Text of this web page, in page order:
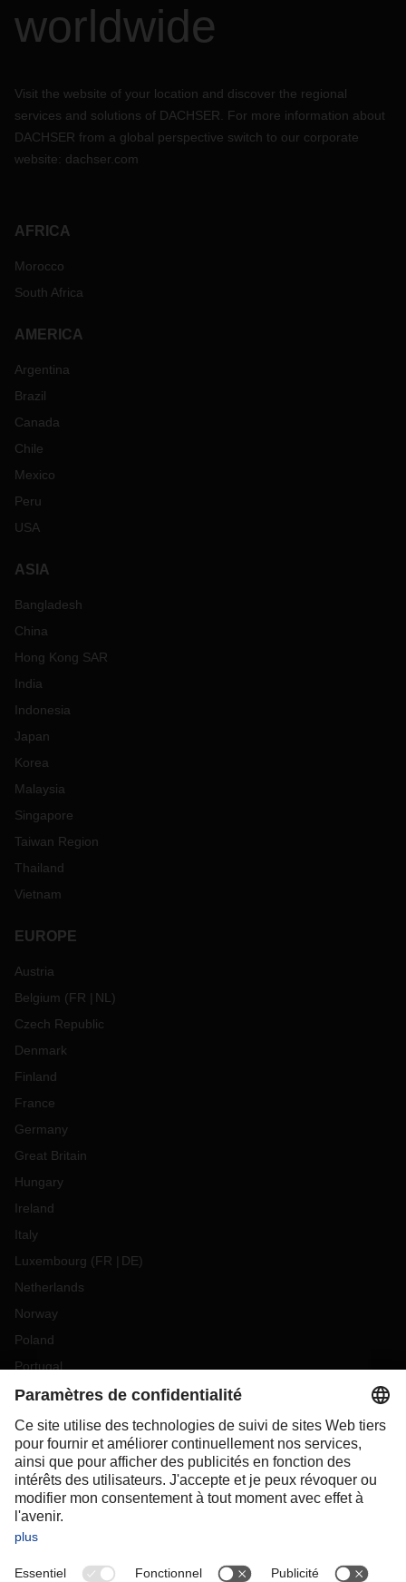
worldwide
Visit the website of your location and discover the regional
services and solutions of DACHSER. For more information about
DACHSER from a global perspective switch to our corporate
website: dachser.com
AFRICA
Morocco
South Africa
AMERICA
Argentina
Brazil
Canada
Chile
Mexico
Peru
USA
ASIA
Bangladesh
China
Hong Kong SAR
India
Indonesia
Japan
Korea
Malaysia
Singapore
Taiwan Region
Thailand
Vietnam
EUROPE
Austria
Belgium (FR NL )
Czech Republic
Denmark
Finland
France
Germany
Great Britain
Hungary
Ireland
Italy
Luxembourg (FR DE)
Netherlands
Norway
Poland
Portugal
Romania
Slovakia
Spain
Sweden
Switzerland(DE FR)
Turkey
OCEANIA